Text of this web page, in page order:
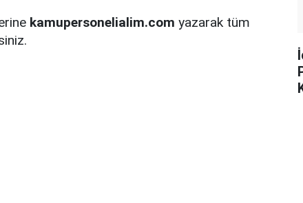
kamupersonelialim.com yazarak tüm